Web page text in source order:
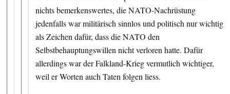
nichts bemerkenswertes, die NATO-Nachrüstung
jedenfalls war militärisch sinnlos und politisch nur wichtig
als Zeichen dafür, dass die NATO den
Selbstbehauptungswillen nicht verloren hatte. Dafür
allerdings war der Falkland-Krieg vermutlich wichtiger,
weil er Worten auch Taten folgen liess.